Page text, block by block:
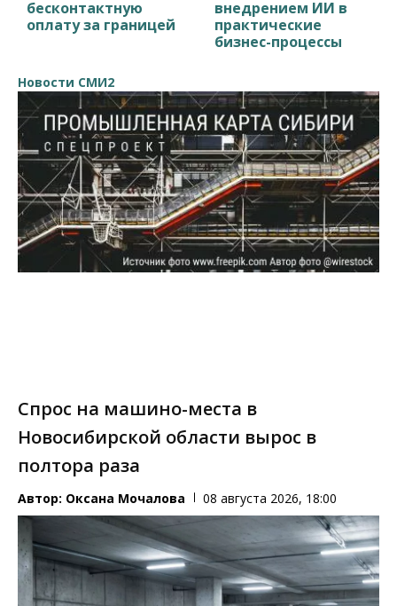
бесконтактную
оплату за границей
внедрением ИИ в
практические
бизнес-процессы
Новости СМИ2
Спрос на машино-места в
Новосибирской области вырос в
полтора раза
Автор: Оксана Мочалова 08 августа 2026, 18:00